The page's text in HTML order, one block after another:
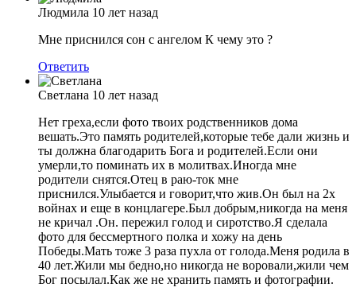
Людмила 10 лет назад
Мне приснился сон с ангелом К чему это ?
Ответить
Светлана 10 лет назад
Нет греха,если фото твоих родственников дома
вешать.Это память родителей,которые тебе дали жизнь и
ты должна благодарить Бога и родителей.Если они
умерли,то поминать их в молитвах.Иногда мне
родители снятся.Отец в раю-ток мне
приснился.Улыбается и говорит,что жив.Он был на 2х
войнах и еще в концлагере.Был добрым,никогда на меня
не кричал .Он. пережил голод и сиротство.Я сделала
фото для бессмертного полка и хожу на день
Победы.Мать тоже 3 раза пухла от голода.Меня родила в
40 лет.Жили мы бедно,но никогда не воровали,жили чем
Бог посылал.Как же не хранить память и фотографии.